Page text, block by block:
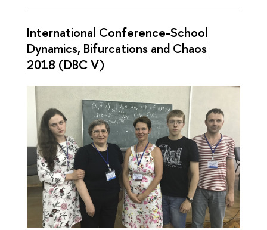
International Conference-School
Dynamics, Bifurcations and Chaos
2018 (DBC V)